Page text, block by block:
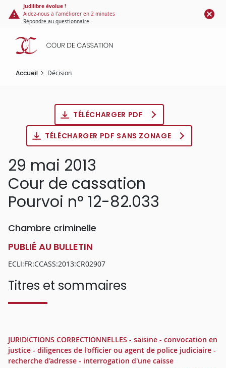
Panneau de gestion des cookies
contenu
principal
Judilibre évolue !
Aidez-nous à l'améliorer en 2 minutes
Répondre au questionnaire
Accueil Décision
TÉLÉCHARGER PDF
TÉLÉCHARGER PDF SANS ZONAGE
29 mai 2013
Cour de cassation
Pourvoi n° 12-82.033
Chambre criminelle
PUBLIÉ AU BULLETIN
ECLI:FR:CCASS:2013:CR02907
Titres et sommaires
JURIDICTIONS CORRECTIONNELLES - saisine - convocation en
justice - diligences de l'officier ou agent de police judiciaire -
recherche d'adresse - interrogation d'une caisse